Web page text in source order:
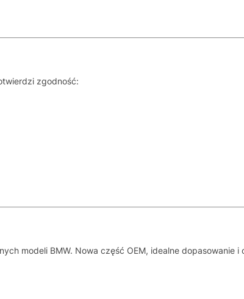
zgodność:
modeli BMW. Nowa część OEM, idealne dopasowanie